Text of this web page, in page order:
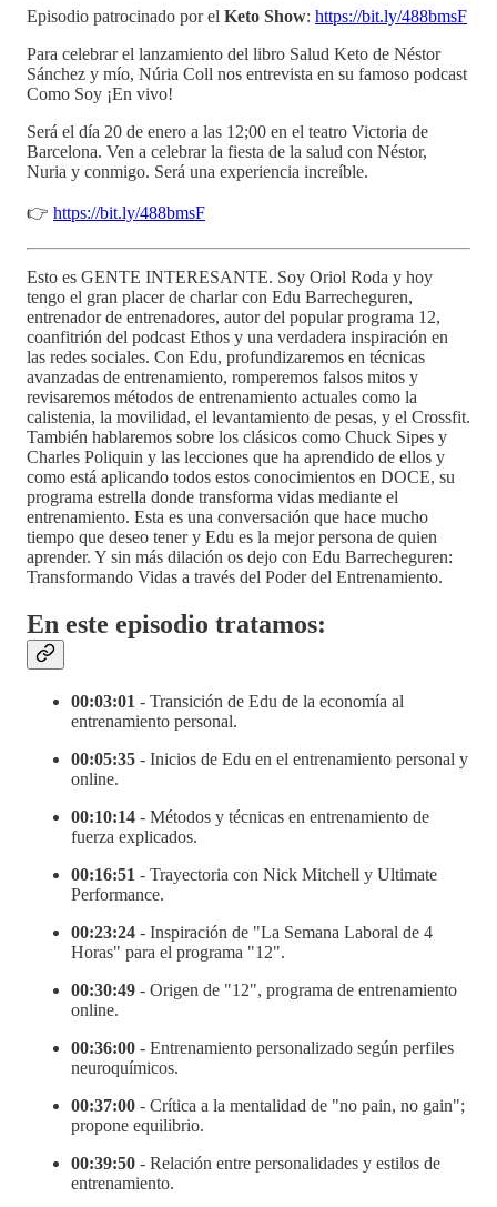
Episodio patrocinado por el Keto Show: https://bit.ly/488bmsF
Para celebrar el lanzamiento del libro Salud Keto de Néstor
Sánchez y mío, Núria Coll nos entrevista en su famoso podcast
Como Soy ¡En vivo!
Será el día 20 de enero a las 12;00 en el teatro Victoria de
Barcelona. Ven a celebrar la fiesta de la salud con Néstor,
Nuria y conmigo. Será una experiencia increíble.
👉 https://bit.ly/488bmsF
Esto es GENTE INTERESANTE. Soy Oriol Roda y hoy
tengo el gran placer de charlar con Edu Barrecheguren,
entrenador de entrenadores, autor del popular programa 12,
coanfitrión del podcast Ethos y una verdadera inspiración en
las redes sociales. Con Edu, profundizaremos en técnicas
avanzadas de entrenamiento, romperemos falsos mitos y
revisaremos métodos de entrenamiento actuales como la
calistenia, la movilidad, el levantamiento de pesas, y el Crossfit.
También hablaremos sobre los clásicos como Chuck Sipes y
Charles Poliquin y las lecciones que ha aprendido de ellos y
como está aplicando todos estos conocimientos en DOCE, su
programa estrella donde transforma vidas mediante el
entrenamiento. Esta es una conversación que hace mucho
tiempo que deseo tener y Edu es la mejor persona de quien
aprender. Y sin más dilación os dejo con Edu Barrecheguren:
Transformando Vidas a través del Poder del Entrenamiento.
En este episodio tratamos:
00:03:01 - Transición de Edu de la economía al
entrenamiento personal.
00:05:35 - Inicios de Edu en el entrenamiento personal y
online.
00:10:14 - Métodos y técnicas en entrenamiento de
fuerza explicados.
00:16:51 - Trayectoria con Nick Mitchell y Ultimate
Performance.
00:23:24 - Inspiración de "La Semana Laboral de 4
Horas" para el programa "12".
00:30:49 - Origen de "12", programa de entrenamiento
online.
00:36:00 - Entrenamiento personalizado según perfiles
neuroquímicos.
00:37:00 - Crítica a la mentalidad de "no pain, no gain";
propone equilibrio.
00:39:50 - Relación entre personalidades y estilos de
entrenamiento.